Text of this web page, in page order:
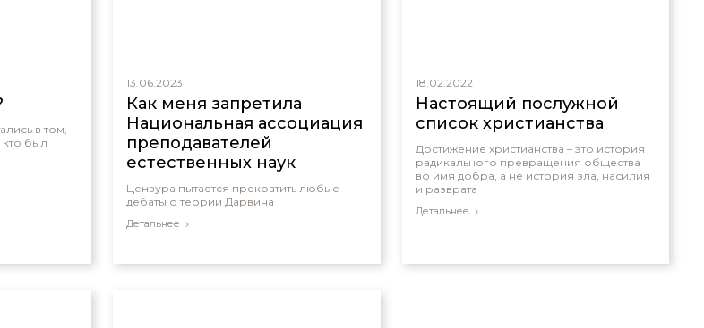
в том,
был
13.06.2023
Как меня запретила
Национальная ассоциация
преподавателей
естественных наук
Цензура пытается прекратить любые
дебаты о теории Дарвина
Детальнее
18.02.2022
Настоящий послужной
список христианства
Достижение христианства – это история
радикального превращения общества
во имя добра, а не история зла, насилия
и разврата
Детальнее